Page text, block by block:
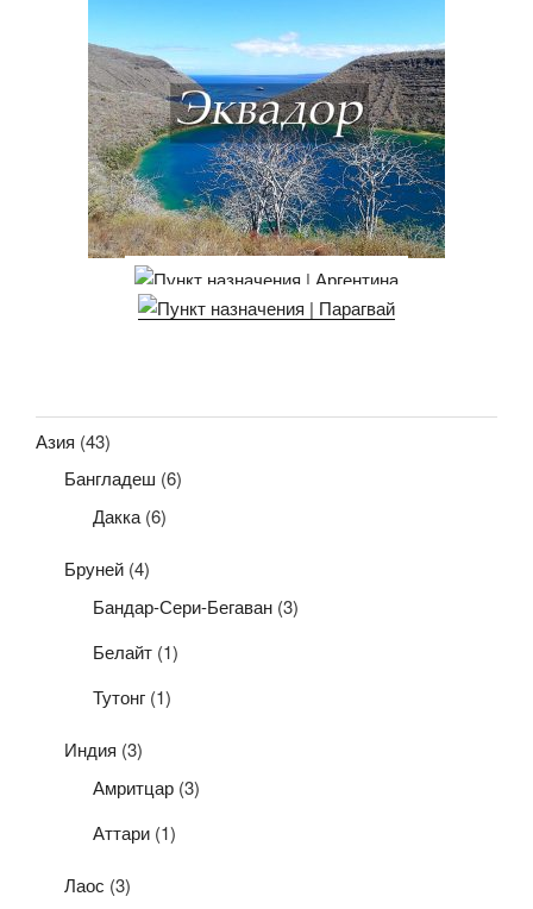
Азия (43)
Бангладеш (6)
Дакка (6)
Бруней (4)
Бандар-Сери-Бегаван (3)
Белайт (1)
Тутонг (1)
Индия (3)
Амритцар (3)
Аттари (1)
Лаос (3)